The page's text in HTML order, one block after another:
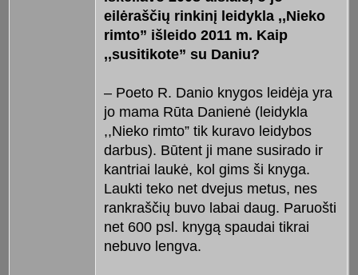
eilėraščių rinkinį leidykla ,,Nieko
rimto” išleido 2011 m. Kaip
,,susitikote” su Daniu?
– Poeto R. Danio knygos leidėja yra
jo mama Rūta Danienė (leidykla
,,Nieko rimto” tik kuravo leidybos
darbus). Būtent ji mane susirado ir
kantriai laukė, kol gims ši knyga.
Laukti teko net dvejus metus, nes
rankraščių buvo labai daug. Paruošti
net 600 psl. knygą spaudai tikrai
nebuvo lengva.